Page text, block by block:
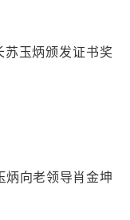
苏玉炳颁发证书奖
炳向老领导肖金坤